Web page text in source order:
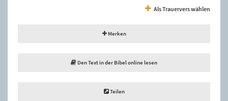
Als Trauervers wählen
Merken
Den Text in der Bibel online lesen
Teilen